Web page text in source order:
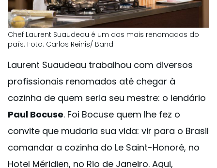
Chef Laurent Suaudeau é um dos mais renomados do
país. Foto: Carlos Reinis/ Band
Laurent Suaudeau trabalhou com diversos
profissionais renomados até chegar à
cozinha de quem seria seu mestre: o lendário
Paul Bocuse. Foi Bocuse quem lhe fez o
convite que mudaria sua vida: vir para o Brasil
comandar a cozinha do Le Saint-Honoré, no
Hotel Méridien, no Rio de Janeiro. Aqui,